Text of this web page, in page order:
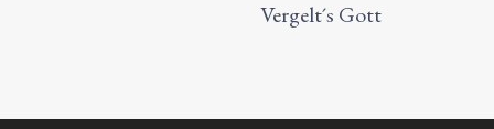
Vergelt´s Gott